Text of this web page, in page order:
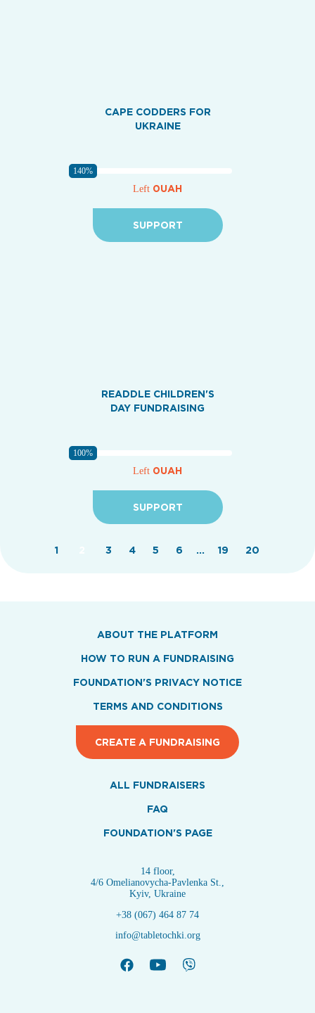
CAPE CODDERS FOR
UKRAINE
140%
Left 0UAH
SUPPORT
READDLE CHILDREN'S
DAY FUNDRAISING
100%
Left 0UAH
SUPPORT
1 3 4 5 6 ... 19 20
ABOUT THE PLATFORM
HOW TO RUN A FUNDRAISING
FOUNDATION'S PRIVACY NOTICE
TERMS AND CONDITIONS
CREATE A FUNDRAISING
ALL FUNDRAISERS
FAQ
FOUNDATION'S PAGE
14 floor,
4/6 Omelianovycha-Pavlenka St.,
Kyiv, Ukraine
+38 (067) 464 87 74
info@tabletochki.org